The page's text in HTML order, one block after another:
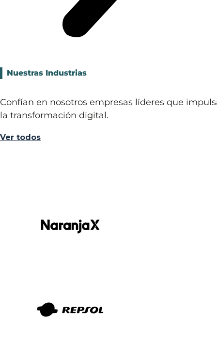
Nuestras Industrias
Confían en nosotros empresas líderes que
la transformación digital.
Ver todos